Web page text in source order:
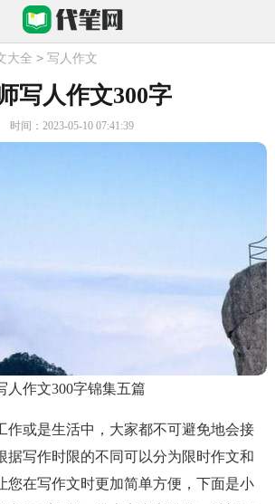
大全 > 写人作文
写人作文300字
时间：2023-05-10 07:41:39
人作文300字锦集五篇
作或是生活中，大家都不可避免地会接
据写作时限的不同可以分为限时作文和
您在写作文时更加简单方便，下面是小